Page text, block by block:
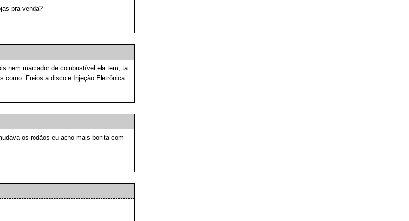
pra venda?
nem marcador de combustível ela tem, ta
como: Freios a disco e Injeção Eletrônica
os rodãos eu acho mais bonita com